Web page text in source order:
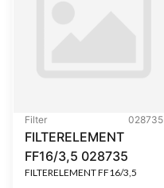
Filter 028735
FILTERELEMENT
FF16/3,5 028735
FILTERELEMENT FF16/3,5